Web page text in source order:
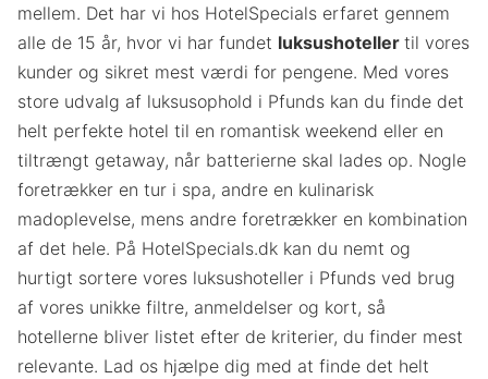
mellem. Det har vi hos HotelSpecials erfaret gennem
alle de 15 år, hvor vi har fundet luksushoteller til vores
kunder og sikret mest værdi for pengene. Med vores
store udvalg af luksusophold i Pfunds kan du finde det
helt perfekte hotel til en romantisk weekend eller en
tiltrængt getaway, når batterierne skal lades op. Nogle
foretrækker en tur i spa, andre en kulinarisk
madoplevelse, mens andre foretrækker en kombination
af det hele. På HotelSpecials.dk kan du nemt og
hurtigt sortere vores luksushoteller i Pfunds ved brug
af vores unikke filtre, anmeldelser og kort, så
hotellerne bliver listet efter de kriterier, du finder mest
relevante. Lad os hjælpe dig med at finde det helt